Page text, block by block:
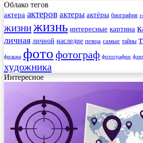
Облако тегов
актера актеров актеры актёры биография
жизнижизнь интересные картина
личная личной наследие певца самые тайны
фильма фото фотограф фотографии
художника
Интересное